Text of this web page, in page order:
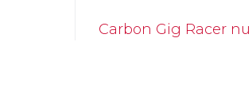
Carbon Gig Racer